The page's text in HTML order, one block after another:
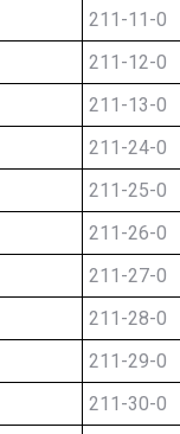
211-11-0
211-12-0
211-13-0
211-24-0
211-25-0
211-26-0
211-27-0
211-28-0
211-29-0
211-30-0